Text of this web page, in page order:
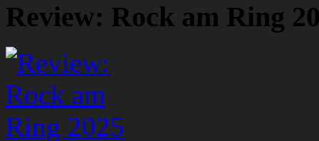
Review: Rock am Ring